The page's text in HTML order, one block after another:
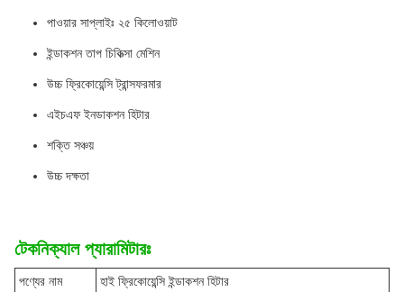
পাওয়ার সাপ্লাইঃ ২৫ কিলোওয়াট
ইন্ডাকশন তাপ চিকিত্সা মেশিন
উচ্চ ফ্রিকোয়েন্সি ট্রান্সফরমার
এইচএফ ইনডাকশন হিটার
শক্তি সঞ্চয়
উচ্চ দক্ষতা
টেকনিক্যাল প্যারামিটারঃ
পণ্যের নাম
হাই ফ্রিকোয়েন্সি ইন্ডাকশন হিটার